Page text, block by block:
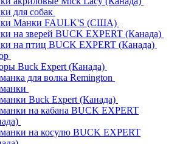
для собак
Манки FAULK'S (США)
на зверей BUCK EXPERT (Канада)
на птиц BUCK EXPERT (Канада)
Buck Expert (Канада)
для волка Remington
Buck Expert (Канада)
на кабана BUCK EXPERT
на косулю BUCK EXPERT